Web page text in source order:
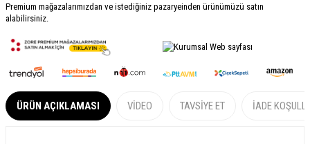
Premium mağazalarımızdan ve istediğiniz pazaryeinden ürünümüzü satın
alabilirsiniz.
ÜRÜN AÇIKLAMASI VIDEO TAVSIYE ET İADE